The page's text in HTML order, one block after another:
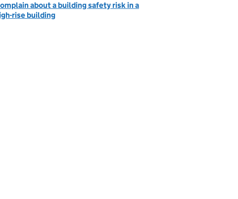
about a building safety risk in a
rise building